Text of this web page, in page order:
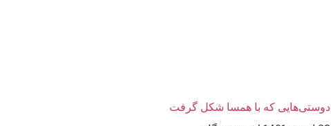
دوستی‌هایی که با همسا شکل گرفت